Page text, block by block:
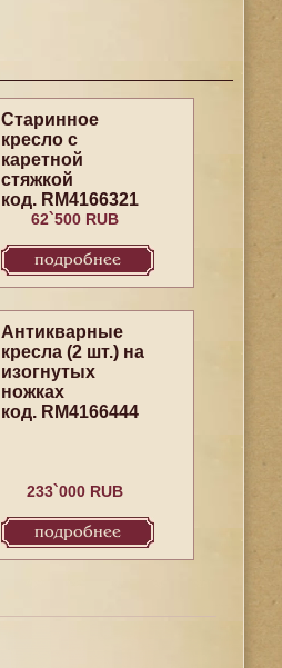
Старинное
кресло с
каретной
стяжкой
код. RM4166321
62`500 RUB
подробнее
Антикварные
кресла (2 шт.) на
изогнутых
ножках
код. RM4166444
233`000 RUB
подробнее